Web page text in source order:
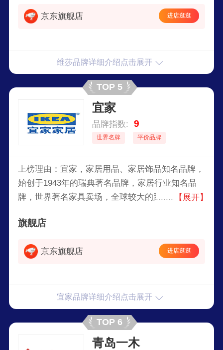
京东旗舰店 进店逛逛
维莎品牌详细介绍点击展开
TOP 5
宜家
品牌指数: 9
世界名牌 平价品牌
上榜理由：宜家，家居用品、家居饰品知名品牌，
始创于1943年的瑞典著名品牌，家居行业知名品
牌，世界著名家具卖场，全球较大的跨国性家居供
多，销售主要包括座椅/沙发系列、办公用品、卧
牌，为世界各地的人们提供价格实惠、设计出色和
【展开】
旗舰店
京东旗舰店 进店逛逛
宜家品牌详细介绍点击展开
TOP 6
青岛一木